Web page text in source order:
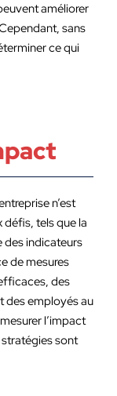
améliorer
sans
ce qui
n’est
défis, tels que la
des indicateurs
de mesures
des
des employés au
l’impact
stratégies sont